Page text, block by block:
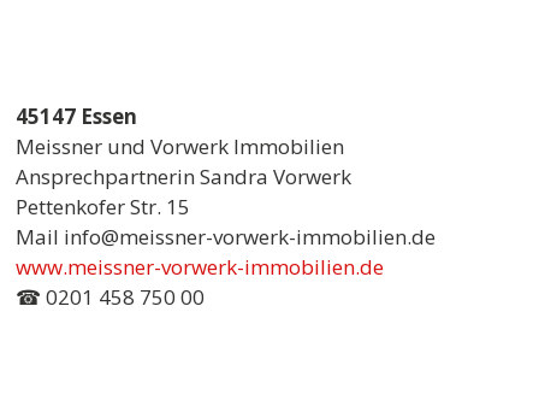
45147 Essen
Meissner und Vorwerk Immobilien
Ansprechpartnerin Sandra Vorwerk
Pettenkofer Str. 15
Mail info@meissner-vorwerk-immobilien.de
www.meissner-vorwerk-immobilien.de
☎ 0201 458 750 00